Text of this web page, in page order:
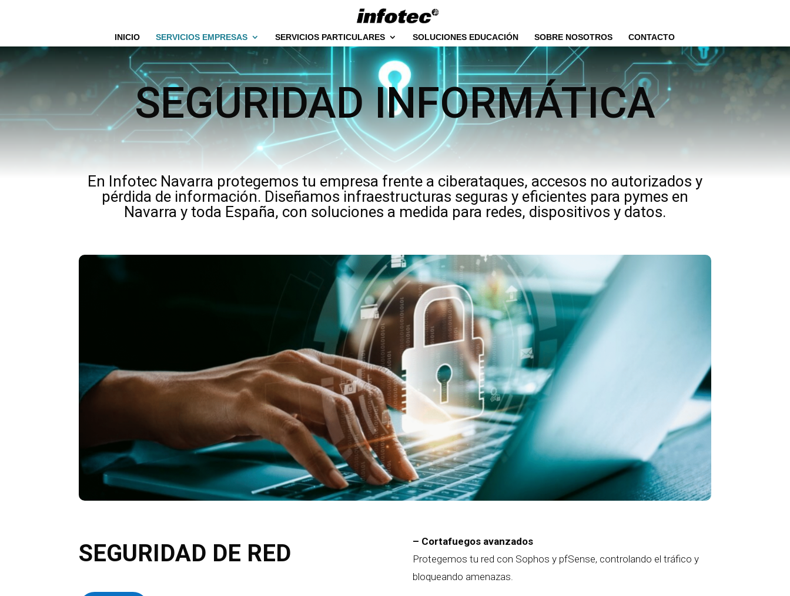
INICIO SERVICIOS EMPRESAS SERVICIOS PARTICULARES SOLUCIONES EDUCACIÓN SOBRE NOSOTROS CONTACTO
SEGURIDAD INFORMÁTICA
En Infotec Navarra protegemos tu empresa frente a ciberataques, accesos no autorizados y
pérdida de información. Diseñamos infraestructuras seguras y eficientes para pymes en
Navarra y toda España, con soluciones a medida para redes, dispositivos y datos.
SEGURIDAD DE RED
– Cortafuegos avanzados
Protegemos tu red con Sophos y pfSense, controlando el tráfico y
bloqueando amenazas.